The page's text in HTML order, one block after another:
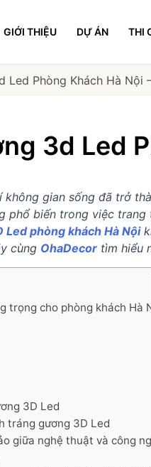
GIỚI THIỆU DỰ ÁN THI
Led Phòng Khách Hà Nội
3d Led
gian sống đã trở
phổ biến trong việc
phòng khách Hà Nội
cùng OhaDecor tìm hiểu
trọng cho phòng khách Hà
3D Led
tráng gương 3D Led
giữa nghệ thuật và công